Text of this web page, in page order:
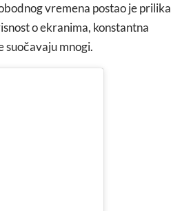
vremena postao je prilika
o ekranima, konstantna
suočavaju mnogi.